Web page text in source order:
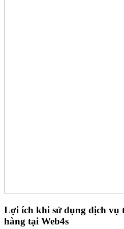
Lợi ích khi sử dụng dịch vụ
hàng tại Web4s